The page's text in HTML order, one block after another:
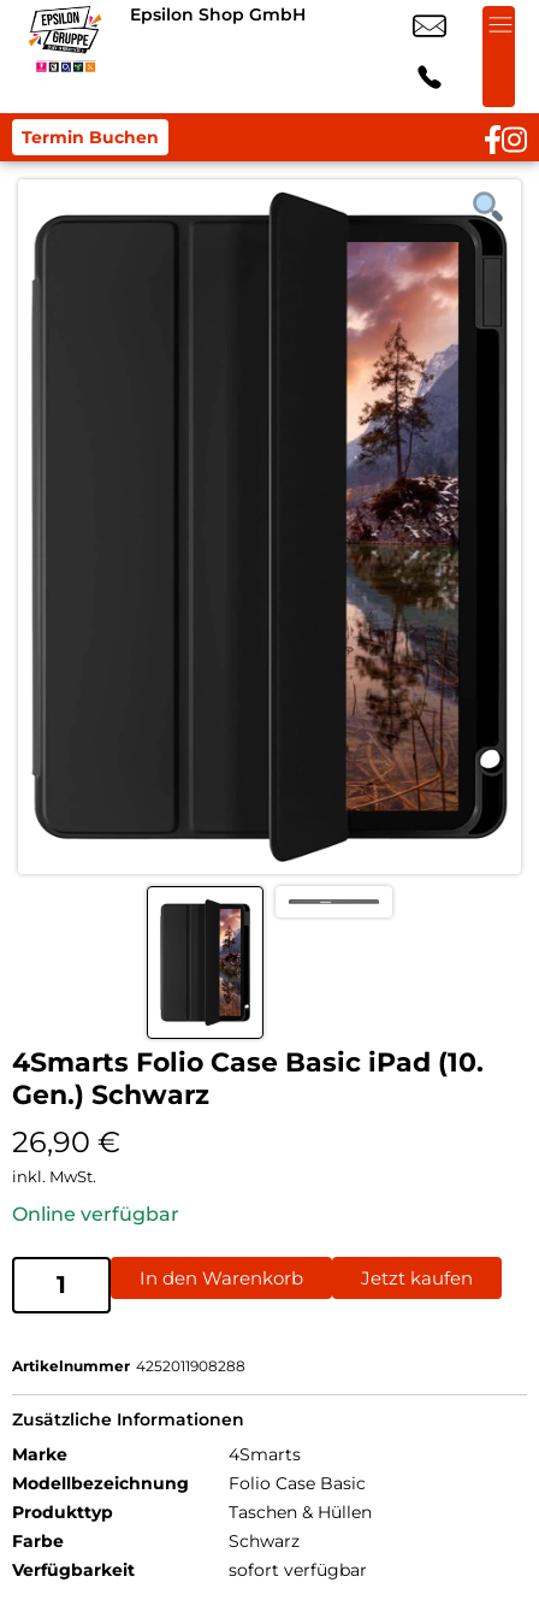
Epsilon Shop GmbH
Termin Buchen
4Smarts Folio Case Basic iPad (10.
Gen.) Schwarz
26,90 €
inkl. MwSt.
Online verfügbar
In den Warenkorb Jetzt kaufen
Artikelnummer 4252011908288
Zusätzliche Informationen
Marke
4Smarts
Modellbezeichnung
Folio Case Basic
Produkttyp
Taschen & Hüllen
Farbe
Schwarz
Verfügbarkeit
sofort verfügbar